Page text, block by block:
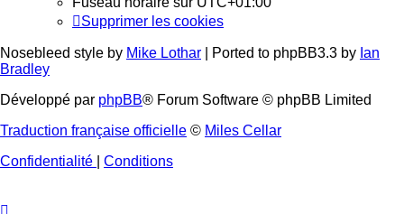
Supprimer les cookies
Nosebleed style by Mike Lothar | Ported to phpBB3.3 by Ian
Bradley
Développé par phpBB® Forum Software © phpBB Limited
Traduction française officielle © Miles Cellar
Confidentialité
Conditions